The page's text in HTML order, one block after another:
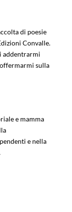
di poesie
Convalle.
addentrarmi
sulla
e mamma
e nella